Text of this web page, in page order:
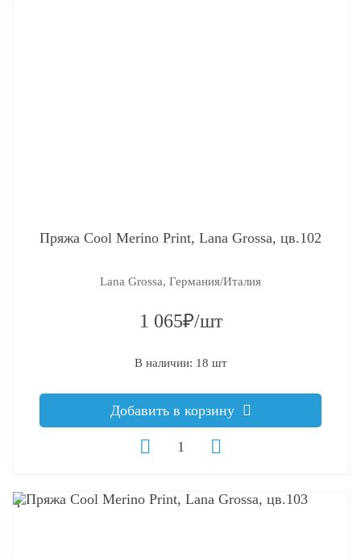
Пряжа Cool Merino Print, Lana Grossa, цв.102
Lana Grossa, Германия/Италия
1 065₽/шт
В наличии: 18 шт
Добавить в корзину
q